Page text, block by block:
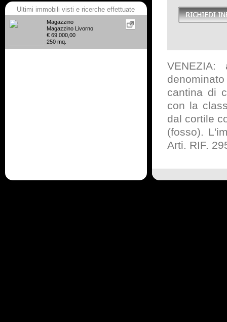
venditaaffitto
Casa Indipendente vendita
Siena Castello affitto Siena affitto
Residence vendita
Appartamento
Arezzo
Agriturismo affitto Pisa
Ultimi immobili visti e ricerche effettuate
Magazzino
Magazzino Livorno
€ 69.000,00
250 mq.
cantina di
con la
dal cortile
(fosso).
Arti. RIF.